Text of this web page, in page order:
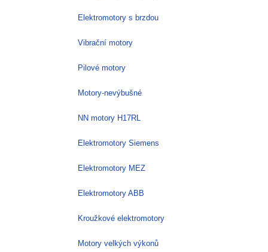
Elektromotory s brzdou
Vibrační motory
Pilové motory
Motory-nevýbušné
NN motory H17RL
Elektromotory Siemens
Elektromotory MEZ
Elektromotory ABB
Kroužkové elektromotory
Motory velkých výkonů